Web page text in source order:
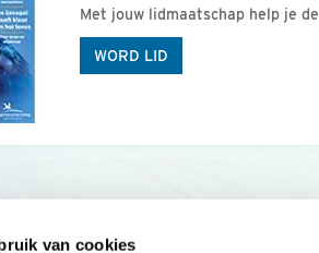
van cookies
Met jouw lidmaatschap help je
WORD LID